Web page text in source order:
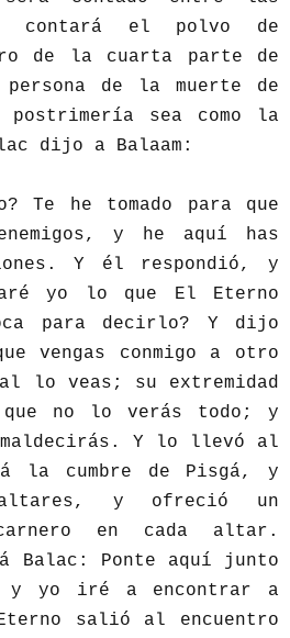
contará el polvo de
de la cuarta parte de
de la muerte de
sea como la
dijo a Balaam:
Te he tomado para que
y he aquí has
Y él respondió, y
yo lo que El Eterno
para decirlo? Y dijo
vengas conmigo a otro
lo veas; su extremidad
que no lo verás todo; y
Y lo llevó al
á la cumbre de Pisgá, y
y ofreció un
en cada altar.
Balac: Ponte aquí junto
y yo iré a encontrar a
salió al encuentro